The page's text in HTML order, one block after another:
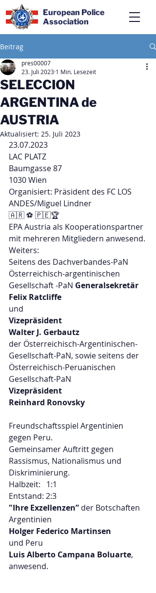
European Police
Association
Beitrag
SELECCION
ARGENTINA de
AUSTRIA
pres00007
23. Juli 2023 1 Min. Lesezeit
Aktualisiert: 25. Juli 2023
23.07.2023
LAC PLATZ
Baumgasse 87
1030 Wien
Organisiert: Präsident des FC LOS
ANDES/Miguel Lindner
🇦🇷 ⚽ 🇵🇪🏆
EPA Austria als Kooperationspartner
mit mehreren Mitgliedern anwesend.
Weiters:
Seitens des Dachverbandes-PaN
Österreichisch-argentinischen
Gesellschaft -PaN Generalsekretär
Felix Ratcliffe
und
Vizepräsident
Walter J. Gerbautz
der Österreichisch-Argentinischen-
Gesellschaft-PaN, sowie seitens der
Österreichisch-Peruanischen
Gesellschaft-PaN
Vizepräsident
Reinhard Ronovsky
Freundschaftsspiel Argentinien
gegen Peru.
Gemeinsamer Auftritt gegen
Rassismus, Nationalismus und
Diskriminierung.
Halbzeit:   1:1
Entstand: 2:3
"Ihre Exzellenzen” der Botschaften
Argentinien
Holger Federico Martinsen
und Peru
Luis Alberto Campana Boluarte,
anwesend.